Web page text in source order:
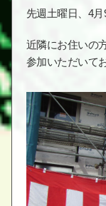
先週土曜日、4
近隣にお住いの
参加いただいて